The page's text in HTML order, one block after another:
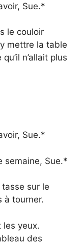
Sue.*
le couloir
mettre la table
n’allait plus
Sue.*
semaine, Sue.*
tasse sur le
à tourner.
yeux.
des